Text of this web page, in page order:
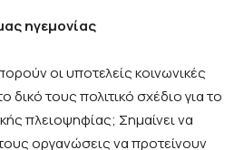
ηγεμονίας
οι υποτελείς κοινωνικές
δικό τους πολιτικό σχέδιο για το
πλειοψηφίας; Σημαίνει να
οργανώσεις να προτείνουν